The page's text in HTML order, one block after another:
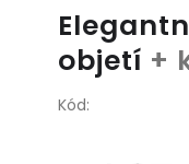
objetí +
Kód: